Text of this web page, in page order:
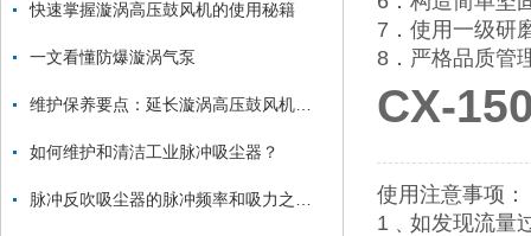
快速掌握漩涡高压鼓风机的使用秘籍
一文看懂防爆漩涡气泵
如何维护和清洁工业脉冲吸尘器？
7．使用一级研
8．严格品质管
CX-
使用注意事项：
1﹑如发现流量